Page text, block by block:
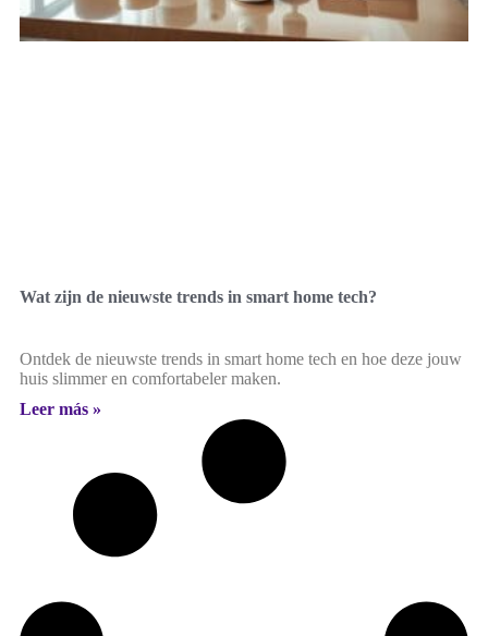
Wat zijn de nieuwste trends in smart home tech?
Ontdek de nieuwste trends in smart home tech en hoe deze jouw
huis slimmer en comfortabeler maken.
Leer más »